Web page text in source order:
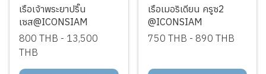
เรือเจ้าพระยาปริ๊น
เซส@ICONSIAM
800 THB - 13,500
THB
เรือเมอริเดียน ครูซ2
@ICONSIAM
750 THB - 890 THB